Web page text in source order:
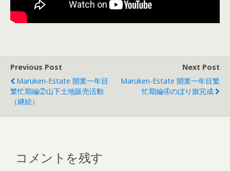
Previous Post
Maruken-Estate 開業一年目
繁忙期編②山下土地販売活動
（継続）
Next Post
Maruken-Estate 開業一年目繁
忙期編④のぼり旗完成
コメントを残す